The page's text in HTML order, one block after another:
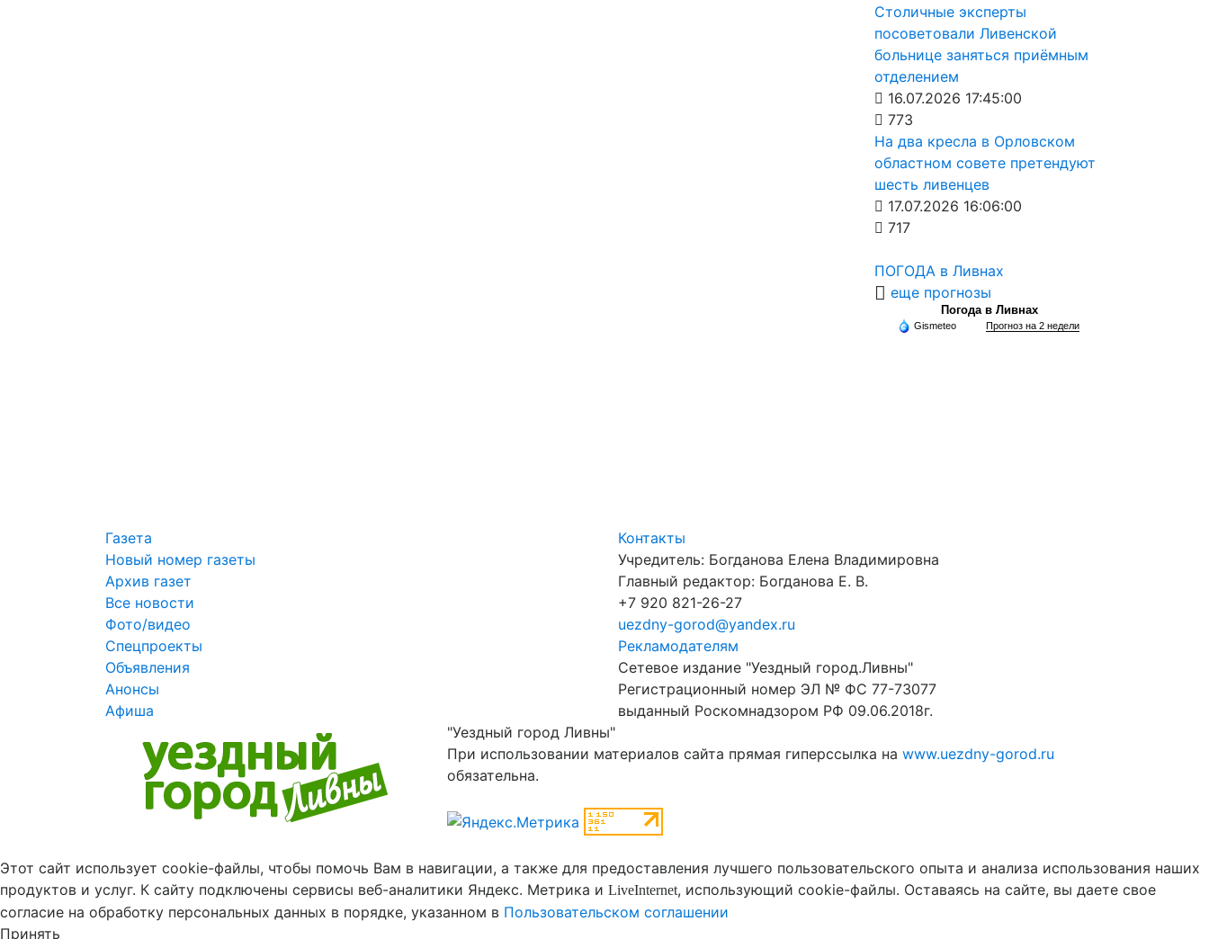
Столичные эксперты
посоветовали Ливенской
больнице заняться приёмным
отделением
16.07.2026 17:45:00
773
На два кресла в Орловском
областном совете претендуют
шесть ливенцев
17.07.2026 16:06:00
717
ПОГОДА в Ливнах
еще прогнозы
Погода в Ливнах
Gismeteo Прогноз на 2 недели
Газета
Новый номер газеты
Архив газет
Все новости
Фото/видео
Спецпроекты
Объявления
Анонсы
Афиша
Контакты
Учредитель: Богданова Елена Владимировна
Главный редактор: Богданова Е. В.
+7 920 821-26-27
uezdny-gorod@yandex.ru
Рекламодателям
Сетевое издание "Уездный город.Ливны"
Регистрационный номер ЭЛ № ФС 77-73077
выданный Роскомнадзором РФ 09.06.2018г.
"Уездный город Ливны"
При использовании материалов сайта прямая гиперссылка на www.uezdny-gorod.ru
обязательна.
Этот сайт использует cookie-файлы, чтобы помочь Вам в навигации, а также для предоставления лучшего пользовательского опыта и анализа использования наших
продуктов и услуг. К cайту подключены сервисы веб-аналитики Яндекс. Метрика и LiveInternet, использующий cookie-файлы. Оставаясь на сайте, вы даете свое
согласие на обработку персональных данных в порядке, указанном в Пользовательском соглашении
Принять